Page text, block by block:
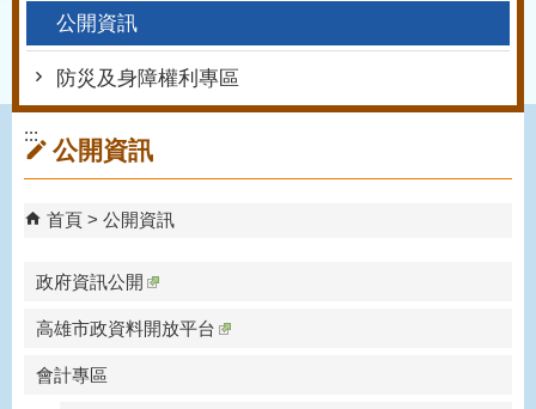
公開資訊
防災及身障權利專區
:::
公開資訊
首頁 公開資訊
政府資訊公開
高雄市政資料開放平台
會計專區